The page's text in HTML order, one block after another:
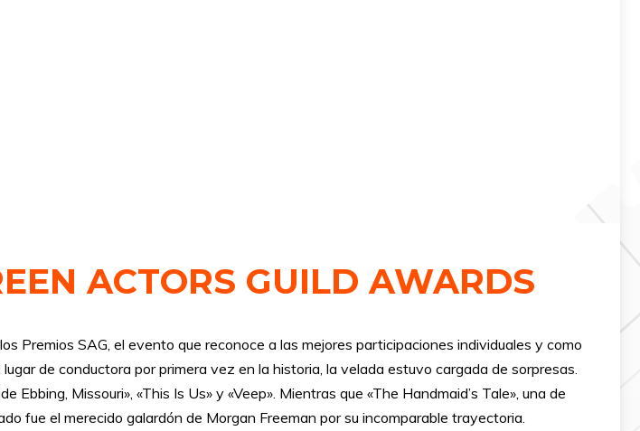
ACTORS GUILD AWARDS
SAG, el evento que reconoce a las mejores participaciones individuales y como
de conductora por primera vez en la historia, la velada estuvo cargada de sorpresas.
Missouri», «This Is Us» y «Veep». Mientras que «The Handmaid’s Tale», una de
fue el merecido galardón de Morgan Freeman por su incomparable trayectoria.